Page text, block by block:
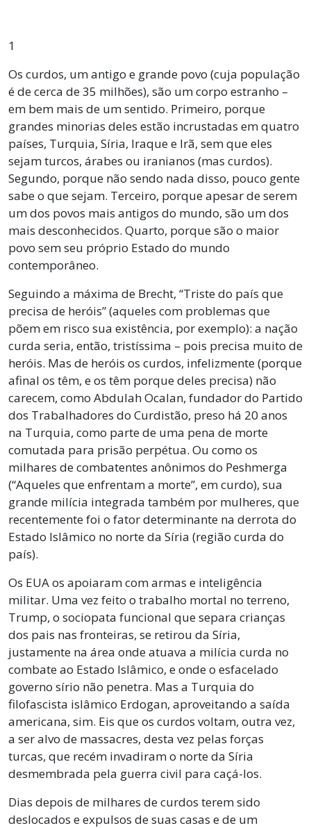
1
Os curdos, um antigo e grande povo (cuja população
é de cerca de 35 milhões), são um corpo estranho –
em bem mais de um sentido. Primeiro, porque
grandes minorias deles estão incrustadas em quatro
países, Turquia, Síria, Iraque e Irã, sem que eles
sejam turcos, árabes ou iranianos (mas curdos).
Segundo, porque não sendo nada disso, pouco gente
sabe o que sejam. Terceiro, porque apesar de serem
um dos povos mais antigos do mundo, são um dos
mais desconhecidos. Quarto, porque são o maior
povo sem seu próprio Estado do mundo
contemporâneo.
Seguindo a máxima de Brecht, “Triste do país que
precisa de heróis” (aqueles com problemas que
põem em risco sua existência, por exemplo): a nação
curda seria, então, tristíssima – pois precisa muito de
heróis. Mas de heróis os curdos, infelizmente (porque
afinal os têm, e os têm porque deles precisa) não
carecem, como Abdulah Ocalan, fundador do Partido
dos Trabalhadores do Curdistão, preso há 20 anos
na Turquia, como parte de uma pena de morte
comutada para prisão perpétua. Ou como os
milhares de combatentes anônimos do Peshmerga
(“Aqueles que enfrentam a morte”, em curdo), sua
grande milícia integrada também por mulheres, que
recentemente foi o fator determinante na derrota do
Estado Islâmico no norte da Síria (região curda do
país).
Os EUA os apoiaram com armas e inteligência
militar. Uma vez feito o trabalho mortal no terreno,
Trump, o sociopata funcional que separa crianças
dos pais nas fronteiras, se retirou da Síria,
justamente na área onde atuava a milícia curda no
combate ao Estado Islâmico, e onde o esfacelado
governo sírio não penetra. Mas a Turquia do
filofascista islâmico Erdogan, aproveitando a saída
americana, sim. Eis que os curdos voltam, outra vez,
a ser alvo de massacres, desta vez pelas forças
turcas, que recém invadiram o norte da Síria
desmembrada pela guerra civil para caçá-los.
Dias depois de milhares de curdos terem sido
deslocados e expulsos de suas casas e de um